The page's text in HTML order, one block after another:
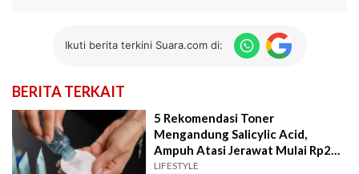
Ikuti berita terkini Suara.com di:
BERITA TERKAIT
5 Rekomendasi Toner
Mengandung Salicylic Acid,
Ampuh Atasi Jerawat Mulai Rp20
Ribuan
LIFESTYLE